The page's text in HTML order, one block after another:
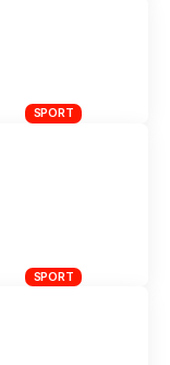
SPORT
SPORT